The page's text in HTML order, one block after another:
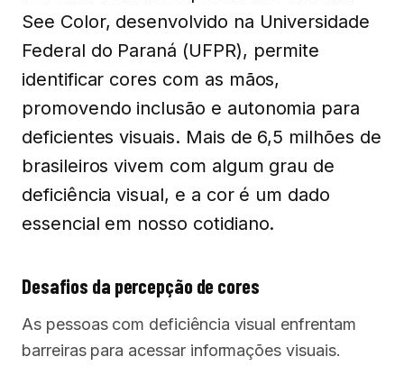
See Color, desenvolvido na Universidade
Federal do Paraná (UFPR), permite
identificar cores com as mãos,
promovendo inclusão e autonomia para
deficientes visuais. Mais de 6,5 milhões de
brasileiros vivem com algum grau de
deficiência visual, e a cor é um dado
essencial em nosso cotidiano.
Desafios da percepção de cores
As pessoas com deficiência visual enfrentam
barreiras para acessar informações visuais.